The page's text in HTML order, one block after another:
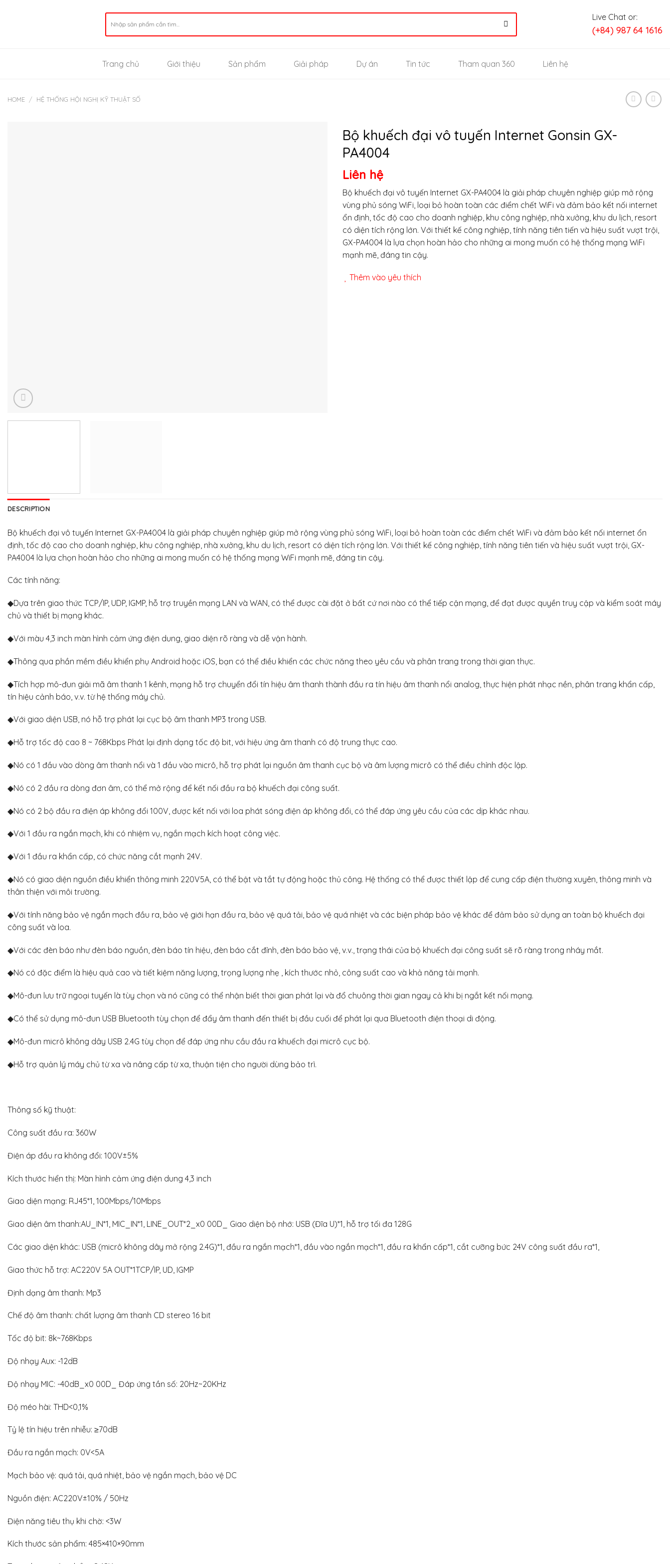
for:
Live Chat or:
(+84) 987 64 1616
Trang chủ Giới thiệu Sản phẩm Giải pháp Dự án Tin tức Tham quan 360 Liên hệ
HOME / HỆ THỐNG HỘI NGHỊ KỸ THUẬT SỐ
Bộ khuếch đại vô tuyến Internet Gonsin GX-
PA4004
Liên hệ
Bộ khuếch đại vô tuyến Internet GX-PA4004 là giải pháp chuyên nghiệp giúp mở rộng
vùng phủ sóng WiFi, loại bỏ hoàn toàn các điểm chết WiFi và đảm bảo kết nối internet
ổn định, tốc độ cao cho doanh nghiệp, khu công nghiệp, nhà xưởng, khu du lịch, resort
có diện tích rộng lớn. Với thiết kế công nghiệp, tính năng tiên tiến và hiệu suất vượt trội,
GX-PA4004 là lựa chọn hoàn hảo cho những ai mong muốn có hệ thống mạng WiFi
mạnh mẽ, đáng tin cậy.
Thêm vào yêu thích
DESCRIPTION
Bộ khuếch đại vô tuyến Internet GX-PA4004 là giải pháp chuyên nghiệp giúp mở rộng vùng phủ sóng WiFi, loại bỏ hoàn toàn các điểm chết WiFi và đảm bảo kết nối internet ổn
định, tốc độ cao cho doanh nghiệp, khu công nghiệp, nhà xưởng, khu du lịch, resort có diện tích rộng lớn. Với thiết kế công nghiệp, tính năng tiên tiến và hiệu suất vượt trội, GX-
PA4004 là lựa chọn hoàn hảo cho những ai mong muốn có hệ thống mạng WiFi mạnh mẽ, đáng tin cậy.
Các tính năng:
◆Dựa trên giao thức TCP/IP, UDP, IGMP, hỗ trợ truyền mạng LAN và WAN, có thể được cài đặt ở bất cứ nơi nào có thể tiếp cận mạng, để đạt được quyền truy cập và kiểm soát máy
chủ và thiết bị mạng khác.
◆Với màu 4,3 inch màn hình cảm ứng điện dung, giao diện rõ ràng và dễ vận hành.
◆Thông qua phần mềm điều khiển phụ Android hoặc iOS, bạn có thể điều khiển các chức năng theo yêu cầu và phân trang trong thời gian thực.
◆Tích hợp mô-đun giải mã âm thanh 1 kênh, mạng hỗ trợ chuyển đổi tín hiệu âm thanh thành đầu ra tín hiệu âm thanh nổi analog, thực hiện phát nhạc nền, phân trang khẩn cấp,
tín hiệu cảnh báo, v.v. từ hệ thống máy chủ.
◆Với giao diện USB, nó hỗ trợ phát lại cục bộ âm thanh MP3 trong USB.
◆Hỗ trợ tốc độ cao 8 ~ 768Kbps Phát lại định dạng tốc độ bit, với hiệu ứng âm thanh có độ trung thực cao.
◆Nó có 1 đầu vào dòng âm thanh nổi và 1 đầu vào micrô, hỗ trợ phát lại nguồn âm thanh cục bộ và âm lượng micrô có thể điều chỉnh độc lập.
◆Nó có 2 đầu ra dòng đơn âm, có thể mở rộng để kết nối đầu ra bộ khuếch đại công suất.
◆Nó có 2 bộ đầu ra điện áp không đổi 100V, được kết nối với loa phát sóng điện áp không đổi, có thể đáp ứng yêu cầu của các dịp khác nhau.
◆Với 1 đầu ra ngắn mạch, khi có nhiệm vụ, ngắn mạch kích hoạt công việc.
◆Với 1 đầu ra khẩn cấp, có chức năng cắt mạnh 24V.
◆Nó có giao diện nguồn điều khiển thông minh 220V5A, có thể bật và tắt tự động hoặc thủ công. Hệ thống có thể được thiết lập để cung cấp điện thường xuyên, thông minh và
thân thiện với môi trường.
◆Với tính năng bảo vệ ngắn mạch đầu ra, bảo vệ giới hạn đầu ra, bảo vệ quá tải, bảo vệ quá nhiệt và các biện pháp bảo vệ khác để đảm bảo sử dụng an toàn bộ khuếch đại
công suất và loa.
◆Với các đèn báo như đèn báo nguồn, đèn báo tín hiệu, đèn báo cắt đỉnh, đèn báo bảo vệ, v.v., trạng thái của bộ khuếch đại công suất sẽ rõ ràng trong nháy mắt.
◆Nó có đặc điểm là hiệu quả cao và tiết kiệm năng lượng, trọng lượng nhẹ , kích thước nhỏ, công suất cao và khả năng tải mạnh.
◆Mô-đun lưu trữ ngoại tuyến là tùy chọn và nó cũng có thể nhận biết thời gian phát lại và đổ chuông thời gian ngay cả khi bị ngắt kết nối mạng.
◆Có thể sử dụng mô-đun USB Bluetooth tùy chọn để đẩy âm thanh đến thiết bị đầu cuối để phát lại qua Bluetooth điện thoại di động.
◆Mô-đun micrô không dây USB 2.4G tùy chọn để đáp ứng nhu cầu đầu ra khuếch đại micrô cục bộ.
◆Hỗ trợ quản lý máy chủ từ xa và nâng cấp từ xa, thuận tiện cho người dùng bảo trì.
Thông số kỹ thuật:
Công suất đầu ra: 360W
Điện áp đầu ra không đổi: 100V±5%
Kích thước hiển thị: Màn hình cảm ứng điện dung 4,3 inch
Giao diện mạng: RJ45*1, 100Mbps/10Mbps
Giao diện âm thanh:AU_IN*1, MIC_IN*1, LINE_OUT*2_x0 00D_ Giao diện bộ nhớ: USB (Đĩa U)*1, hỗ trợ tối đa 128G
Các giao diện khác: USB (micrô không dây mở rộng 2.4G)*1, đầu ra ngắn mạch*1, đầu vào ngắn mạch*1, đầu ra khẩn cấp*1, cắt cưỡng bức 24V công suất đầu ra*1,
Giao thức hỗ trợ: AC220V 5A OUT*1TCP/IP, UD, IGMP
Định dạng âm thanh: Mp3
Chế độ âm thanh: chất lượng âm thanh CD stereo 16 bit
Tốc độ bit: 8k~768Kbps
Độ nhạy Aux: -12dB
Độ nhạy MIC: -40dB_x0 00D_ Đáp ứng tần số: 20Hz~20KHz
Độ méo hài: THD<0,1%
Tỷ lệ tín hiệu trên nhiễu: ≥70dB
Đầu ra ngắn mạch: 0V<5A
Mạch bảo vệ: quá tải, quá nhiệt, bảo vệ ngắn mạch, bảo vệ DC
Nguồn điện: AC220V±10% / 50Hz
Điện năng tiêu thụ khi chờ: <3W
Kích thước sản phẩm: 485×410×90mm